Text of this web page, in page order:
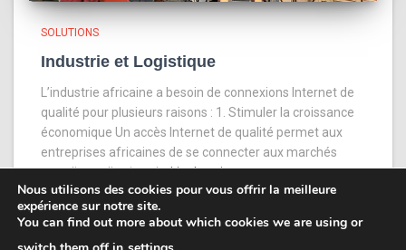
SOLUTIONS
Industrie et Logistique
L’industrie africaine a besoin de connexions Internet de
qualité pour plusieurs raisons : 1. Stimuler la croissance
économique Un accès Internet de qualité permet aux
entreprises africaines de se connecter aux marchés
mondiaux, d’attirer de Lire la suite
Nous utilisons des cookies pour vous offrir la meilleure
expérience sur notre site.
You can find out more about which cookies we are using or